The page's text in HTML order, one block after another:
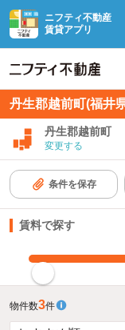
ニフティ不動産
賃貸アプリ
丹生郡越前町(福井
丹生郡越前町
変更する
条件を保存
賃料で探す
物件数3件